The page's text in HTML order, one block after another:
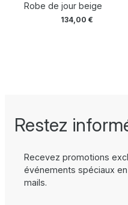
Robe de jour beige
134,00 €
Restez
Recevez promotions
événements spéciaux
mails.